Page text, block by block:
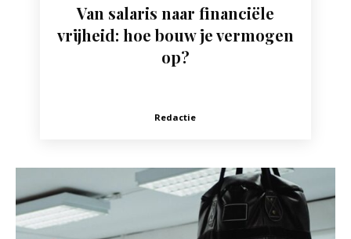
Van salaris naar financiële
vrijheid: hoe bouw je vermogen
op?
Redactie